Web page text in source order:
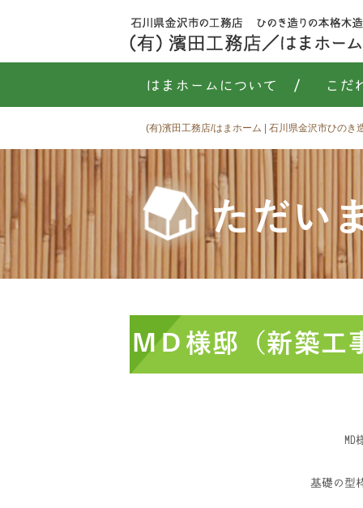
はまホームについて / こだ
(有)濱田工務店/はまホーム | 石川県金沢市ひのき
ただい
ＭＤ様邸（新築工
基礎の型